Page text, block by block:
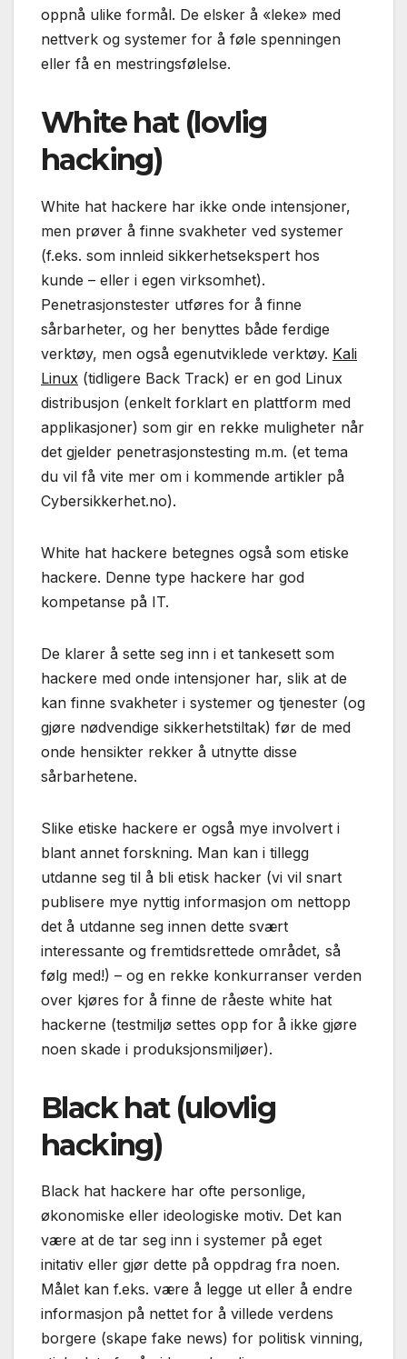
oppnå ulike formål. De elsker å «leke» med
nettverk og systemer for å føle spenningen
eller få en mestringsfølelse.
White hat (lovlig
hacking)
White hat hackere har ikke onde intensjoner,
men prøver å finne svakheter ved systemer
(f.eks. som innleid sikkerhetsekspert hos
kunde – eller i egen virksomhet).
Penetrasjonstester utføres for å finne
sårbarheter, og her benyttes både ferdige
verktøy, men også egenutviklede verktøy. Kali
Linux (tidligere Back Track) er en god Linux
distribusjon (enkelt forklart en plattform med
applikasjoner) som gir en rekke muligheter når
det gjelder penetrasjonstesting m.m. (et tema
du vil få vite mer om i kommende artikler på
Cybersikkerhet.no).
White hat hackere betegnes også som etiske
hackere. Denne type hackere har god
kompetanse på IT.
De klarer å sette seg inn i et tankesett som
hackere med onde intensjoner har, slik at de
kan finne svakheter i systemer og tjenester (og
gjøre nødvendige sikkerhetstiltak) før de med
onde hensikter rekker å utnytte disse
sårbarhetene.
Slike etiske hackere er også mye involvert i
blant annet forskning. Man kan i tillegg
utdanne seg til å bli etisk hacker (vi vil snart
publisere mye nyttig informasjon om nettopp
det å utdanne seg innen dette svært
interessante og fremtidsrettede området, så
følg med!) – og en rekke konkurranser verden
over kjøres for å finne de råeste white hat
hackerne (testmiljø settes opp for å ikke gjøre
noen skade i produksjonsmiljøer).
Black hat (ulovlig
hacking)
Black hat hackere har ofte personlige,
økonomiske eller ideologiske motiv. Det kan
være at de tar seg inn i systemer på eget
initativ eller gjør dette på oppdrag fra noen.
Målet kan f.eks. være å legge ut eller å endre
informasjon på nettet for å villede verdens
borgere (skape fake news) for politisk vinning,